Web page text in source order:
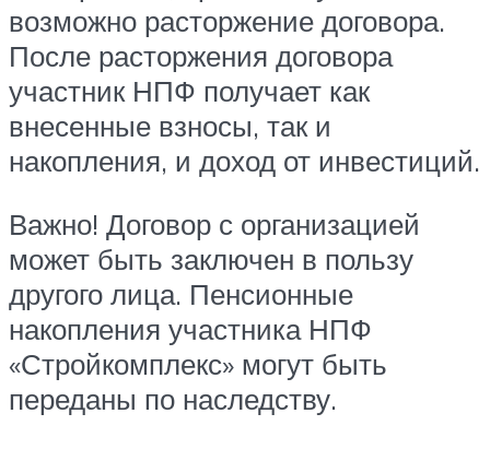
возможно расторжение договора.
После расторжения договора
участник НПФ получает как
внесенные взносы, так и
накопления, и доход от инвестиций.
Важно! Договор с организацией
может быть заключен в пользу
другого лица. Пенсионные
накопления участника НПФ
«Стройкомплекс» могут быть
переданы по наследству.